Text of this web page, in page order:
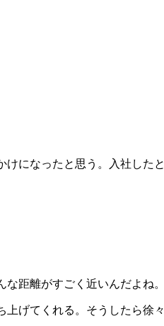
になったと思う。入社した
距離がすごく近いんだよね。
げてくれる。 そうしたら徐